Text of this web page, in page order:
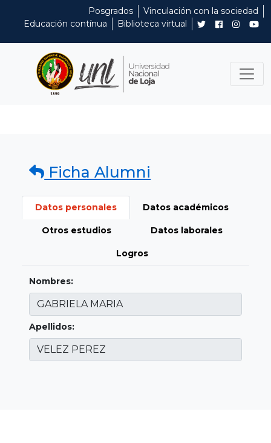
Posgrados
Vinculación con la sociedad
Educación contínua
Biblioteca virtual
Ficha Alumni
Datos personales Datos académicos
Otros estudios Datos laborales
Logros
Nombres:
Apellidos: